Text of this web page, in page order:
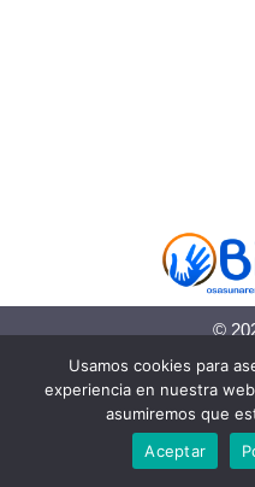
©
Política de cookies
Política de privacidad
Información legal
Usamos cookies para
experiencia en nuestra
asumiremos que
Aceptar